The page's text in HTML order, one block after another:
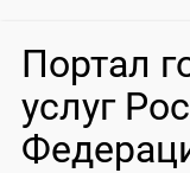
Портал
услуг